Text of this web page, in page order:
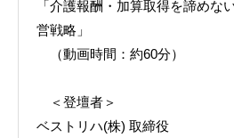
「介護報酬・加算取得を諦めな
営戦略」
（動画時間：約60分）
＜登壇者＞
ベストリハ(株) 取締役